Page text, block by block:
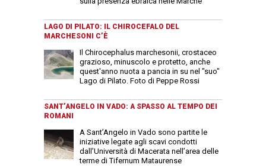
LAGO DI PILATO: IL CHIROCEFALO DEL
MARCHESONI C’È
Il Chirocephalus marchesonii, crostaceo
grazioso, minuscolo e protetto, anche
quest'anno nuota a pancia in su nel "suo"
Lago di Pilato. Foto di Peppe Rossi
SANT’ANGELO IN VADO: A SPASSO AL TEMPO DEI
ROMANI
A Sant’Angelo in Vado sono partite le
iniziative legate agli scavi condotti
dall’Università di Macerata nell’area delle
terme di Tifernum Mataurense